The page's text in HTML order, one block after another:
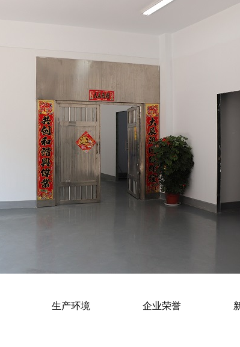
生产环境 企业荣誉